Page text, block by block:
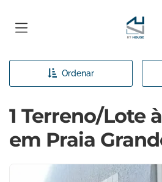
Página
Ordenar
1 Terreno/Lote
em Praia